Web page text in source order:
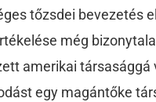
tőzsdei bevezetés
még
amerikai társasággá
egy magántőke